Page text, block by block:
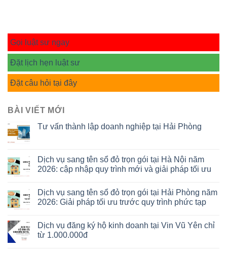
Gọi luật sư ngay
Đặt lịch hẹn luật sư
Đặt câu hỏi tại đây
BÀI VIẾT MỚI
Tư vấn thành lập doanh nghiệp tại Hải Phòng
Dịch vụ sang tên sổ đỏ trọn gói tại Hà Nội năm
2026: cập nhập quy trình mới và giải pháp tối ưu
Dịch vụ sang tên sổ đỏ trọn gói tại Hải Phòng năm
2026: Giải pháp tối ưu trước quy trình phức tạp
Dịch vụ đăng ký hộ kinh doanh tại Vin Vũ Yên chỉ
từ 1.000.000đ